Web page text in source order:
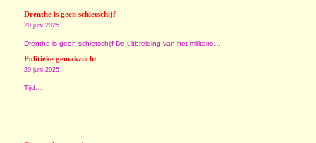
Drenthe is geen schietschijf
20 juni 2025
Drenthe is geen schietschijf De uitbreiding van het militaire…
Politieke gemakzucht
20 juni 2025
Tijd…